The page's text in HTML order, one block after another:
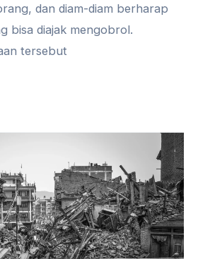
dan diam-diam berharap
bisa diajak mengobrol.
tersebut